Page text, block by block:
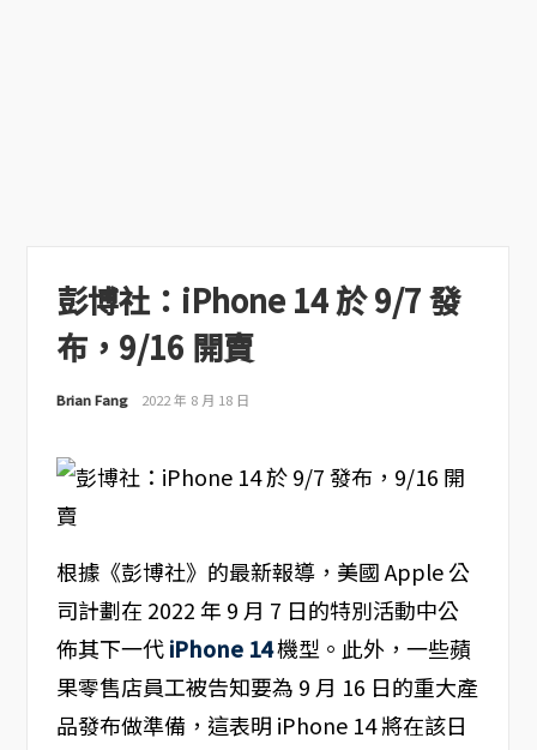
彭博社：iPhone 14 於 9/7 發
布，9/16 開賣
Brian Fang 2022 年 8 月 18 日
根據《彭博社》的最新報導，美國 Apple 公
司計劃在 2022 年 9 月 7 日的特別活動中公
佈其下一代iPhone 14機型。此外，一些蘋
果零售店員工被告知要為 9 月 16 日的重大產
品發布做準備，這表明 iPhone 14 將在該日